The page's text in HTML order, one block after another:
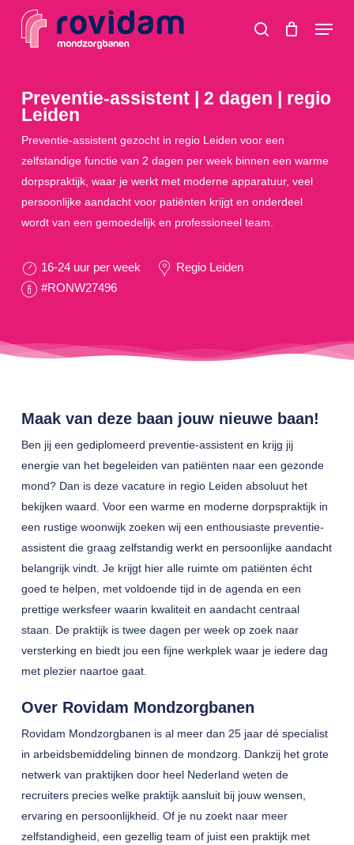
search
Menu
Preventie-assistent | 2 dagen | regio
Leiden
Preventie-assistent gezocht in regio Leiden voor een
zelfstandige functie van 2 dagen per week binnen een warme
dorpspraktijk, waar je werkt met moderne apparatuur, veel
persoonlijke aandacht voor patiënten krijgt en onderdeel
wordt van een gemoedelijk en professioneel team.
16-24 uur per week
Regio Leiden
#RONW27496
Maak van deze baan jouw nieuwe baan!
Ben jij een gediplomeerd preventie-assistent en krijg jij
energie van het begeleiden van patiënten naar een gezonde
mond? Dan is deze vacature in regio Leiden absoluut het
bekijken waard. Voor een warme en moderne dorpspraktijk in
een rustige woonwijk zoeken wij een enthousiaste preventie-
assistent die graag zelfstandig werkt en persoonlijke aandacht
belangrijk vindt. Je krijgt hier alle ruimte om patiënten écht
goed te helpen, met voldoende tijd in de agenda en een
prettige werksfeer waarin kwaliteit en aandacht centraal
staan. De praktijk is twee dagen per week op zoek naar
versterking en biedt jou een fijne werkplek waar je iedere dag
met plezier naartoe gaat.
Over Rovidam Mondzorgbanen
Rovidam Mondzorgbanen is al meer dan 25 jaar dé specialist
in arbeidsbemiddeling binnen de mondzorg. Dankzij het grote
netwerk van praktijken door heel Nederland weten de
recruiters precies welke praktijk aansluit bij jouw wensen,
ervaring en persoonlijkheid. Of je nu zoekt naar meer
zelfstandigheid, een gezellig team of juist een praktijk met